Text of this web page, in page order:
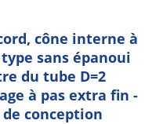
cône interne à
sans épanoui
du tube D=2
à pas extra fin -
conception